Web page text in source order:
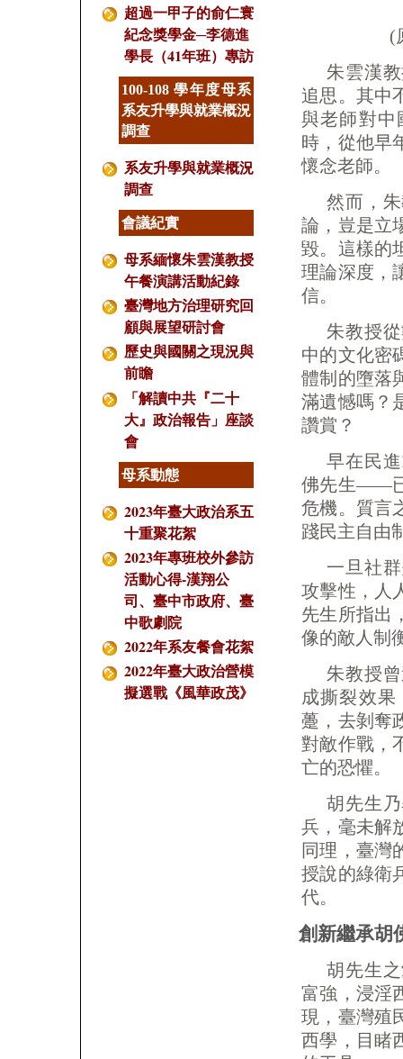
超過一甲子的俞仁寰
紀念獎學金─李德進
學長（41年班）專訪
100-108 學年度母系
系友升學與就業概況
調查
系友升學與就業概況
調查
會議紀實
母系緬懷朱雲漢教授
午餐演講活動紀錄
臺灣地方治理研究回
顧與展望研討會
歷史與國關之現況與
前瞻
「解讀中共『二十
大』政治報告」座談
會
母系動態
2023年臺大政治系五
十重聚花絮
2023年專班校外參訪
活動心得-漢翔公
司、臺中市政府、臺
中歌劇院
2022年系友餐會花絮
2022年臺大政治營模
擬選戰《風華政茂》
(
朱雲漢
追思。其中
與老師對中
時，從他早
懷念老師。
然而，
論，豈是立
毀。這樣的
理論深度，
信。
朱教授
中的文化密
體制的墮落
滿遺憾嗎？
讚賞？
早在民
佛先生——
危機。質言
踐民主自由
一旦社
攻擊性，人
先生所指出
像的敵人制
朱教授
成撕裂效
躉，去剝奪
對敵作戰，
亡的恐懼。
胡先生
兵，毫未解
同理，臺灣
授說的綠衛
代。
創新繼承胡
胡先生
富強，浸淫
現，臺灣殖
西學，目睹